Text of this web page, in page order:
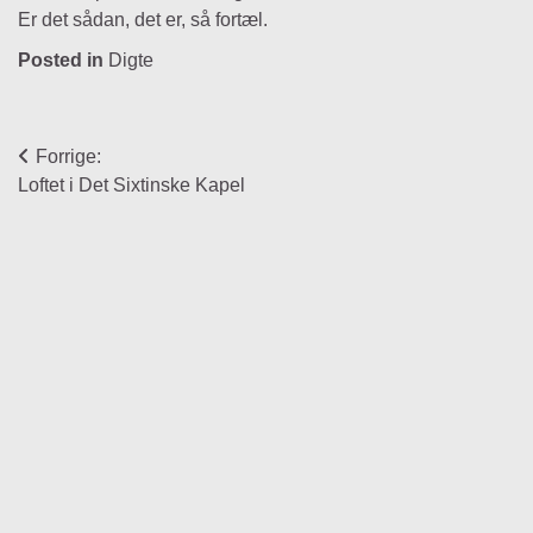
Er det sådan, det er, så fortæl.
Posted in Digte
Indlægsnavigation
Forrige:
Loftet i Det Sixtinske Kapel